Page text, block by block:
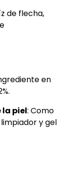
de flecha,
en
la piel: Como
y gel